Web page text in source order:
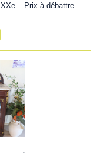
– Prix à débattre –